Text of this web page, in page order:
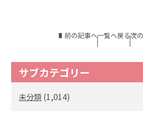
前の記事へ一覧へ戻る次
サブカテゴリー
未分類 (1,014)